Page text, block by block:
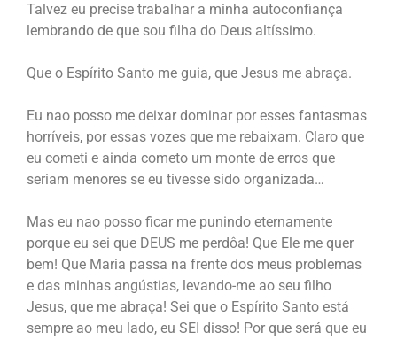
Talvez eu precise trabalhar a minha autoconfiança
lembrando de que sou filha do Deus altíssimo.
Que o Espírito Santo me guia, que Jesus me abraça.
Eu nao posso me deixar dominar por esses fantasmas
horríveis, por essas vozes que me rebaixam. Claro que
eu cometi e ainda cometo um monte de erros que
seriam menores se eu tivesse sido organizada…
Mas eu nao posso ficar me punindo eternamente
porque eu sei que DEUS me perdôa! Que Ele me quer
bem! Que Maria passa na frente dos meus problemas
e das minhas angústias, levando-me ao seu filho
Jesus, que me abraça! Sei que o Espírito Santo está
sempre ao meu lado, eu SEI disso! Por que será que eu